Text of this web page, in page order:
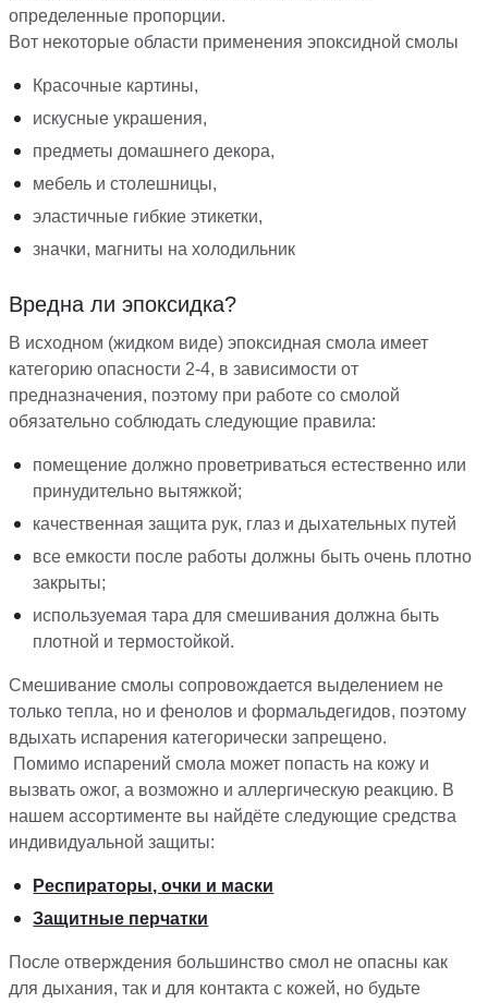
определенные пропорции.
Вот некоторые области применения эпоксидной смолы
Красочные картины,
искусные украшения,
предметы домашнего декора,
мебель и столешницы,
эластичные гибкие этикетки,
значки, магниты на холодильник
Вредна ли эпоксидка?
В исходном (жидком виде) эпоксидная смола имеет
категорию опасности 2-4, в зависимости от
предназначения, поэтому при работе со смолой
обязательно соблюдать следующие правила:
помещение должно проветриваться естественно или
принудительно вытяжкой;
качественная защита рук, глаз и дыхательных путей
все емкости после работы должны быть очень плотно
закрыты;
используемая тара для смешивания должна быть
плотной и термостойкой.
Смешивание смолы сопровождается выделением не
только тепла, но и фенолов и формальдегидов, поэтому
вдыхать испарения категорически запрещено.
Помимо испарений смола может попасть на кожу и
вызвать ожог, а возможно и аллергическую реакцию. В
нашем ассортименте вы найдёте следующие средства
индивидуальной защиты:
Респираторы, очки и маски
Защитные перчатки
После отверждения большинство смол не опасны как
для дыхания, так и для контакта с кожей, но будьте